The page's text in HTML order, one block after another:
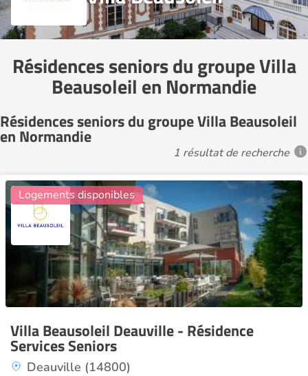
Résidences seniors du groupe Villa
Beausoleil en Normandie
Résidences seniors du groupe Villa Beausoleil
en Normandie
1 résultat de recherche
Villa Beausoleil Deauville - Résidence
Services Seniors
Deauville (14800)
Logements disponibles